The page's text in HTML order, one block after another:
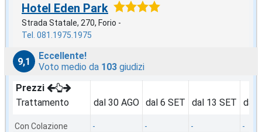
Hotel Eden Park
Strada Statale, 270, Forio -
Tel. 081.1975.1975
9,1
Eccellente!
Voto medio da 103 giudizi
Prezzi
Trattamento
Con Colazione
dal 30 AGO
-
dal 6 SET
-
dal 13 SET
-
dal
-